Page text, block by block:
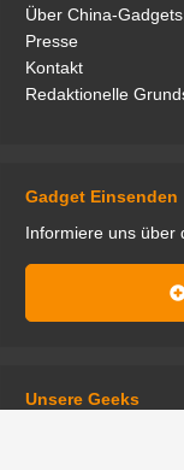
Über China-
Presse
Kontakt
Redaktionelle
Gadget Einsenden
Informiere uns über
Unsere Geeks
Das ist unsere